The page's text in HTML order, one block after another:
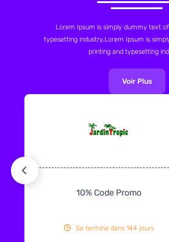
Lorem Ipsum is simply dummy text
typesetting industry.Lorem Ipsum is
printing and typesetting
Voir Plus
10% Code Promo
Se termine dans 144 jours